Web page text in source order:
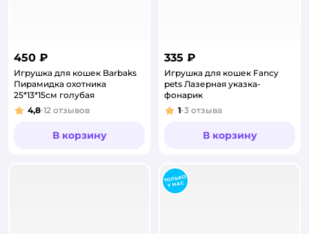
450 ₽
Игрушка для кошек Barbaks
Пирамидка охотника
25*13*15см голубая
Рейтинг:
4,8 12 отзывов
В корзину
335 ₽
Игрушка для кошек Fancy
pets Лазерная указка-
фонарик
Рейтинг:
1 3 отзыва
В корзину